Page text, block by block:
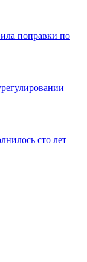
поправки по
сто лет